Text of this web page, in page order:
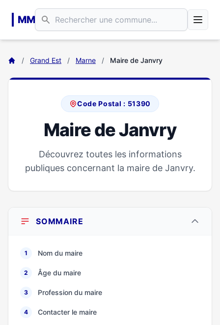
MM
/ Grand Est / Marne / Maire de Janvry
Code Postal : 51390
Maire de Janvry
Découvrez toutes les informations
publiques concernant la maire de Janvry.
SOMMAIRE
1 Nom du maire
2 Âge du maire
3 Profession du maire
4 Contacter le maire